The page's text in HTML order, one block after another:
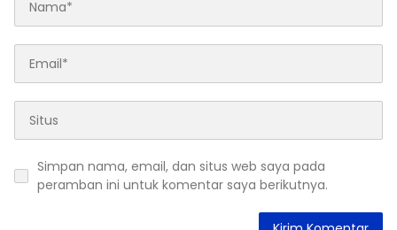
Simpan nama, email, dan situs web saya pada
peramban ini untuk komentar saya berikutnya.